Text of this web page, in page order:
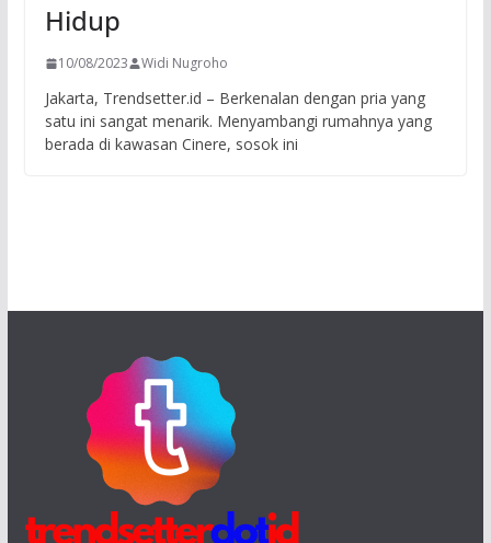
Hidup
10/08/2023 Widi Nugroho
Jakarta, Trendsetter.id – Berkenalan dengan pria yang
satu ini sangat menarik. Menyambangi rumahnya yang
berada di kawasan Cinere, sosok ini